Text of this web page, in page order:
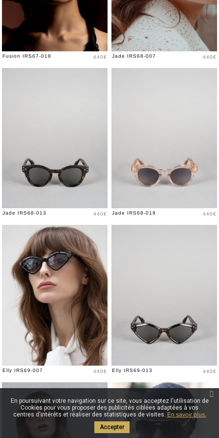
Fusion IRS67-018 Prix
440€ Jade IRS68-007 Prix
440€
Jade IRS68-013 Prix
440€ Jade IRS68-019 Prix
440€
Elly IRS69-007 Prix
440€ Elly IRS69-013 Prix
440€
En poursuivant votre navigation sur ce site, vous acceptez l'utilisation de
Cookies pour vous proposer des publicités ciblées adaptées à vos
centres d'intérêts et réaliser des statistiques de visites. En savoir plus.
Accepter